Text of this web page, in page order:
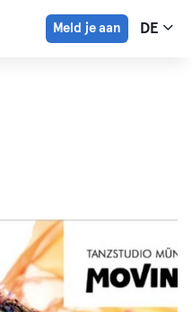
Meld je aan DE